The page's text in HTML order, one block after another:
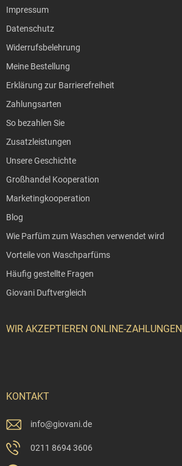
Impressum
Datenschutz
Widerrufsbelehrung
Meine Bestellung
Erklärung zur Barrierefreiheit
Zahlungsarten
So bezahlen Sie
Zusatzleistungen
Unsere Geschichte
Großhandel Kooperation
Marketingkooperation
Blog
Wie Parfüm zum Waschen verwendet wird
Vorteile von Waschparfüms
Häufig gestellte Fragen
Giovani Duftvergleich
WIR AKZEPTIEREN ONLINE-ZAHLUNGEN
KONTAKT
info@giovani.de
0211 8694 3606